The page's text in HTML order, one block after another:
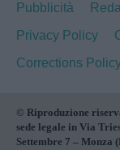
Pubblicità
Privacy Policy
Corrections
© Riproduzione
sede legale in Via
Settembre 7 – Monza